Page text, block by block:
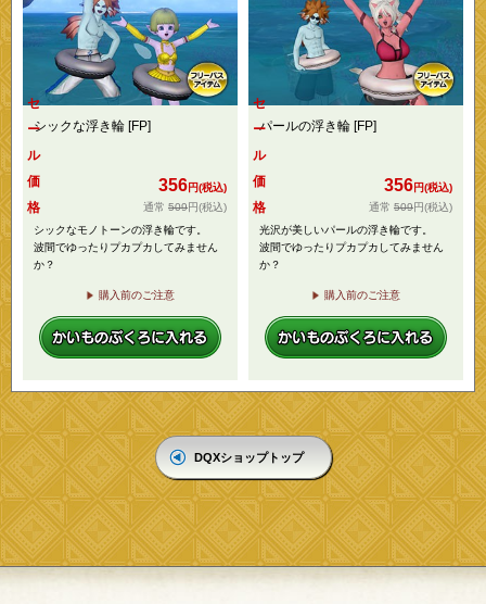
シックな浮き輪 [FP]
セ
ー
ル
価
格
356円(税込)
509円(税込)
シックなモノトーンの浮き輪です。
波間でゆったりプカプカしてみません
か？
購入前のご注意
パールの浮き輪 [FP]
セ
ー
ル
価
格
356円(税込)
509円(税込)
光沢が美しいパールの浮き輪です。
波間でゆったりプカプカしてみません
か？
購入前のご注意
DQXショップトップ